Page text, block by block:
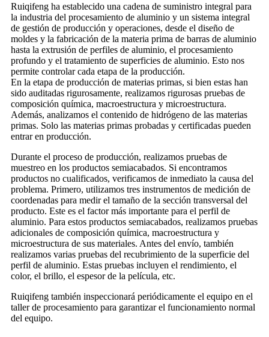
Ruiqifeng ha establecido una cadena de suministro integral para
la industria del procesamiento de aluminio y un sistema integral
de gestión de producción y operaciones, desde el diseño de
moldes y la fabricación de la materia prima de barras de aluminio
hasta la extrusión de perfiles de aluminio, el procesamiento
profundo y el tratamiento de superficies de aluminio. Esto nos
permite controlar cada etapa de la producción.
En la etapa de producción de materias primas, si bien estas han
sido auditadas rigurosamente, realizamos rigurosas pruebas de
composición química, macroestructura y microestructura.
Además, analizamos el contenido de hidrógeno de las materias
primas. Solo las materias primas probadas y certificadas pueden
entrar en producción.
Durante el proceso de producción, realizamos pruebas de
muestreo en los productos semiacabados. Si encontramos
productos no cualificados, verificamos de inmediato la causa del
problema. Primero, utilizamos tres instrumentos de medición de
coordenadas para medir el tamaño de la sección transversal del
producto. Este es el factor más importante para el perfil de
aluminio. Para estos productos semiacabados, realizamos pruebas
adicionales de composición química, macroestructura y
microestructura de sus materiales. Antes del envío, también
realizamos varias pruebas del recubrimiento de la superficie del
perfil de aluminio. Estas pruebas incluyen el rendimiento, el
color, el brillo, el espesor de la película, etc.
Ruiqifeng también inspeccionará periódicamente el equipo en el
taller de procesamiento para garantizar el funcionamiento normal
del equipo.